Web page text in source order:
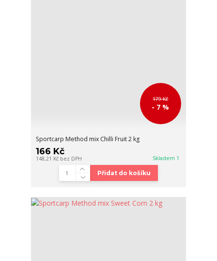
179 Kč
- 7 %
Sportcarp Method mix Chilli Fruit 2 kg
166 Kč
148,21 Kč bez DPH Skladem 1
Přidat do košíku